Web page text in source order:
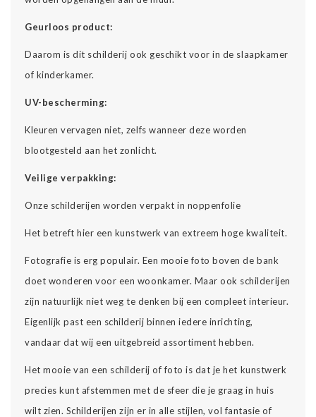
Geurloos product:
Daarom is dit schilderij ook geschikt voor in de slaapkamer
of kinderkamer.
UV-bescherming:
Kleuren vervagen niet, zelfs wanneer deze worden
blootgesteld aan het zonlicht.
Veilige verpakking:
Onze schilderijen worden verpakt in noppenfolie
Het betreft hier een kunstwerk van extreem hoge kwaliteit.
Fotografie is erg populair. Een mooie foto boven de bank
doet wonderen voor een woonkamer. Maar ook schilderijen
zijn natuurlijk niet weg te denken bij een compleet interieur.
Eigenlijk past een schilderij binnen iedere inrichting,
vandaar dat wij een uitgebreid assortiment hebben.
Het mooie van een schilderij of foto is dat je het kunstwerk
precies kunt afstemmen met de sfeer die je graag in huis
wilt zien. Schilderijen zijn er in alle stijlen, vol fantasie of